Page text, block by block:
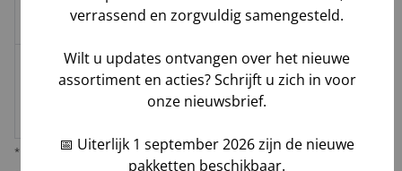
dienstverlener
Losse
doos
Groenbezorgen / DHL
* Wij verzenden 1 kerstpakket standaard per pakketdienst, maar bieden u de
verrassend en zorgvuldig samengesteld.
Wilt u updates ontvangen over het nieuwe
assortiment en acties? Schrijft u zich in voor
onze nieuwsbrief.
📅 Uiterlijk 1 september 2026 zijn de nieuwe
pakketten beschikbaar.